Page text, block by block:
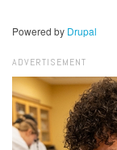
Powered by Drupal
ADVERTISEMENT